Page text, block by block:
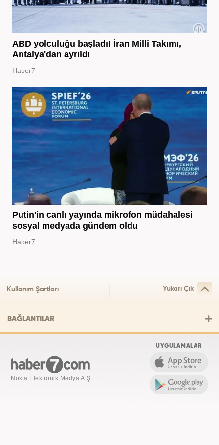
ABD yolculuğu başladı! İran Milli Takımı,
Antalya'dan ayrıldı
Haber7
Putin'in canlı yayında mikrofon müdahalesi
sosyal medyada gündem oldu
Haber7
Kullanım Şartları Yukarı Çık
BAĞLANTILAR
Nokta Elektronik Medya A.Ş.
UYGULAMALAR